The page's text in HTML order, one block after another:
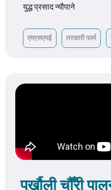
युद्ध प्रसाद न्यौपाने
एमएसएमई तरकारी फार्म
पुर्खौली चौँरी